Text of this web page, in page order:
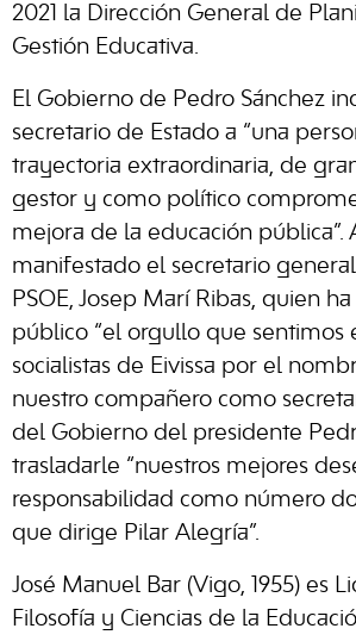
2021 la Dirección General de
Gestión Educativa.
El Gobierno de Pedro Sánchez
secretario de Estado a “una
trayectoria extraordinaria, de
gestor y como político
mejora de la educación pública”.
manifestado el secretario
PSOE, Josep Marí Ribas, quien
público “el orgullo que sentimos
socialistas de Eivissa por el
nuestro compañero como
del Gobierno del presidente
trasladarle “nuestros mejores
responsabilidad como número
que dirige Pilar Alegría”.
José Manuel Bar (Vigo, 1955) es
Filosofía y Ciencias de la